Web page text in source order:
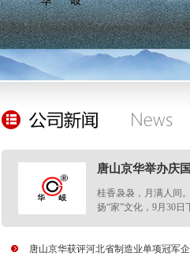
唐山京华举办庆
桂香袅袅，月满人间
扬“家”文化，9月30
唐山京华获评河北省制造业单项冠军